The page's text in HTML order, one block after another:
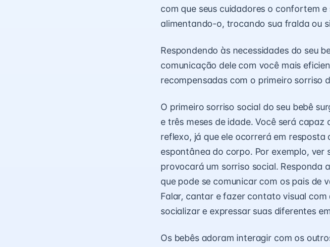
com que seus cuidadores o confortem
alimentando-o, trocando sua fralda ou
Respondendo às necessidades do seu
comunicação dele com você mais
recompensadas com o primeiro sorriso
O primeiro sorriso social do seu bebê
e três meses de idade. Você será
reflexo, já que ele ocorrerá em
espontânea do corpo. Por exemplo, ver
provocará um sorriso social. Responda
que pode se comunicar com os pais de
Falar, cantar e fazer contato visual
socializar e expressar suas diferentes
Os bebês adoram interagir com os